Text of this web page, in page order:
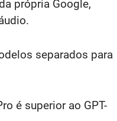
própria Google,
separados para
é superior ao GPT-